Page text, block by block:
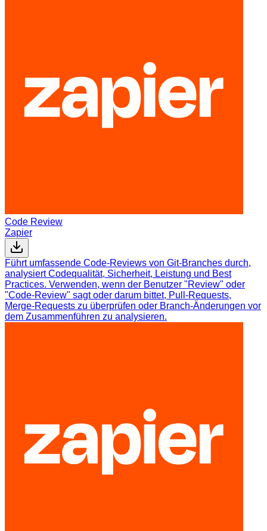
Code Review
Zapier
Führt umfassende Code-Reviews von Git-Branches durch,
analysiert Codequalität, Sicherheit, Leistung und Best
Practices. Verwenden, wenn der Benutzer "Review" oder
"Code-Review" sagt oder darum bittet, Pull-Requests,
Merge-Requests zu überprüfen oder Branch-Änderungen vor
dem Zusammenführen zu analysieren.